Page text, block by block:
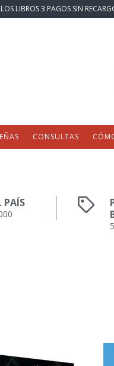
LIBROS 3 PAGOS SIN
CONSULTAS
PAÍS